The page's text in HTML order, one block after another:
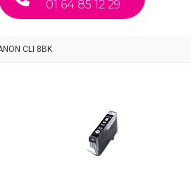
01 64 85 12 29
CLI 8BK